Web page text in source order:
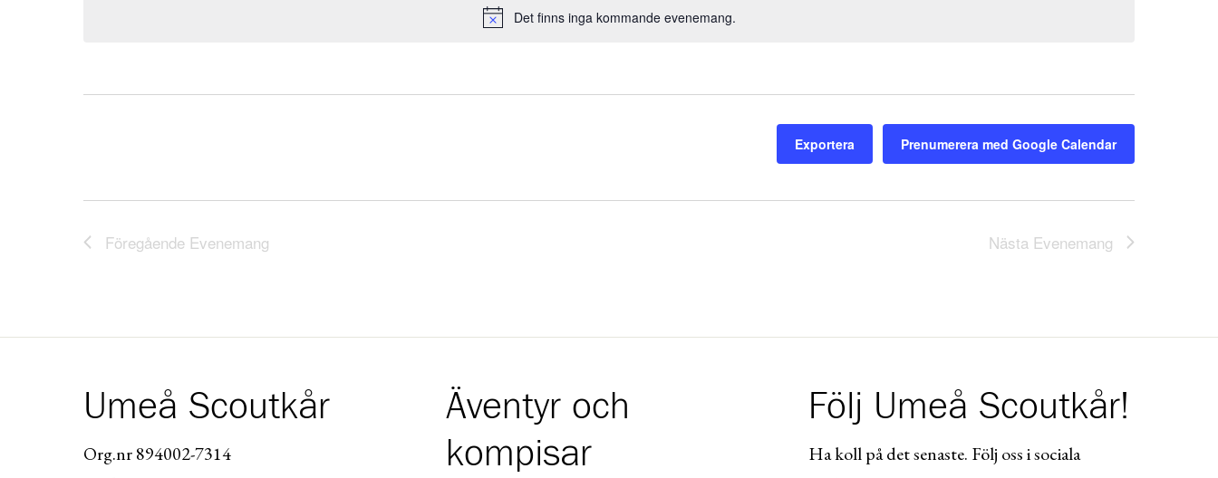
Notice
Det finns inga kommande evenemang.
Exportera Prenumerera med Google Calendar
Föregående Evenemang Nästa Evenemang
Umeå Scoutkår
Org.nr 894002-7314
Äventyr och
kompisar
Följ Umeå Scoutkår!
Ha koll på det senaste. Följ oss i sociala